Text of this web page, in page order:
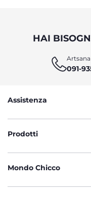
HAI
091-
Assistenza
Prodotti
Mondo Chicco